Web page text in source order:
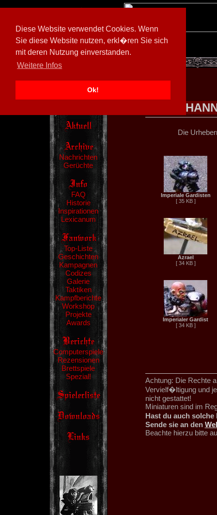
Diese Website verwendet Cookies. Wenn
Sie diese Website nutzen, erkl�ren Sie sich
mit deren Nutzung einverstanden.
Weitere Infos
Ok!
[ 602026/M3]
Nachrichten
Gerüchte
FAQ
Historie
Inspirationen
Lexicanum
Top-Liste
Geschichten
Kampagnen
Codizes
Galerie
Taktiken
Kampfberichte
Workshop
Projekte
Awards
Computerspiele
Rezensionen
Brettspiele
Spezial!
Die
Imperiale Gardisten
[ 35 KB ]
Azrael
[ 34 KB ]
Imperialer Gardist
[ 34 KB ]
Achtung: Die Rechte
Vervielf�ltigung und
nicht gestattet!
Miniaturen sind im
Hast du auch
Sende sie an den
Beachte hierzu bitte